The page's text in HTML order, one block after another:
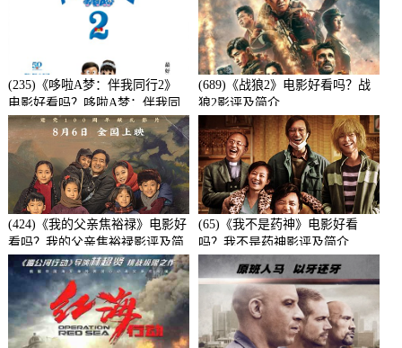
(235)《哆啦A梦：伴我同行2》
电影好看吗？哆啦A梦：伴我同
行2影评及简介
(689)《战狼2》电影好看吗？战
狼2影评及简介
(424)《我的父亲焦裕禄》电影好
看吗？我的父亲焦裕禄影评及简
(65)《我不是药神》电影好看
吗？我不是药神影评及简介